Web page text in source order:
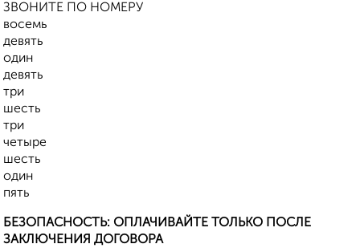
ЗВОНИТЕ ПО НОМЕРУ
восемь
девять
один
девять
три
шесть
три
четыре
шесть
один
пять
БЕЗОПАСНОСТЬ: ОПЛАЧИВАЙТЕ ТОЛЬКО ПОСЛЕ
ЗАКЛЮЧЕНИЯ ДОГОВОРА